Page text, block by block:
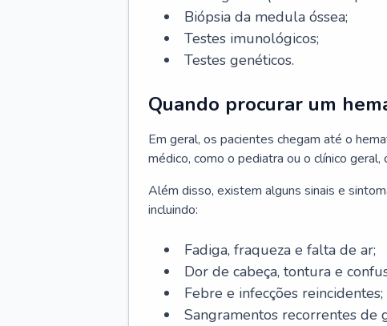
Biópsia da medula óssea;
Testes imunológicos;
Testes genéticos.
Quando procurar um
Em geral, os pacientes chegam até o
médico, como o pediatra ou o clínico
Além disso, existem alguns sinais e
incluindo:
Fadiga, fraqueza e falta de ar;
Dor de cabeça, tontura e
Febre e infecções reincidentes;
Sangramentos recorrentes de